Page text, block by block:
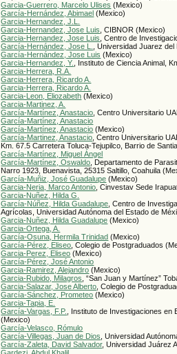
Garcia-Guerrero, Marcelo Ulises (Mexico)
García-Hernández, Abimael (Mexico)
Garcia-Hernandez, J.L.
Garcia-Hernandez, Jose Luis , CIBNOR (Mexico)
Garcia-Hernandez, Jose Luis , Centro de
García-Hernández, Jose L.
, Universidad Juarez
García-Hernández, Jose Luis (Mexico)
Garcia-Hernandez, Y.
, Instituto de Ciencia Animal,
Garcia-Herrera, R.A.
Garcia-Herrera, Ricardo A.
Garcia-Herrera, Ricardo A.
Garcia-Leon, Eliozabeth (Mexico)
Garcia-Martinez, A.
García-Martínez, Anastacio , Centro Universitario
García-Martínez, Anastacio
García-Martínez, Anastacio (Mexico)
García-Martinez, Anastacio , Centro Universitario
Km. 67.5 Carretera Toluca-Tejupilco, Barrio de
García-Martínez, Miguel Ángel
García-Martínez, Oswaldo , Departamento de
Narro 1923, Buenavista, 25315 Saltillo, Coahuila
García-Muñiz, José Guadalupe (Mexico)
Garcia-Neria, Marco Antonio , Cinvestav Sede
Garcia-Nuñez, Hilda G.
García-Núñez, Hilda Guadalupe , Centro de
Agrícolas, Universidad Autónoma del Estado de
Garcia-Nuñez, Hilda Guadalupe (Mexico)
Garcia-Ortega, A.
García-Osuna, Hermila Trinidad (Mexico)
García-Pérez, Eliseo , Colegio de Postgraduados
Garcia-Perez, Eliseo (Mexico)
García-Pérez, José Antonio
Garcia-Ramirez, Alejandro (Mexico)
Garcia-Rubido, Milagros , “San Juan y Martínez”
Garcia-Salazar, Jose Alberto , Colegio de
García-Sánchez, Prometeo (Mexico)
Garcia-Tapia, E.
García-Vargas, F.P.
, Instituto de Investigaciones
(Mexico)
García-Velasco, Rómulo
García-Villegas, Juan de Dios , Universidad
García-Zaleta, David Salvador, Universidad Juárez